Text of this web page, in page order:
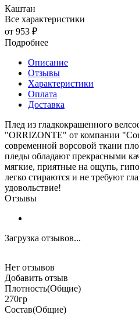
Каштан
Все характеристики
от 953 ₽
Подробнее
Описание
Отзывы
Характеристики
Оплата
Доставка
Плед из гладкокрашенного
"ORRIZONTE" от компании
современной ворсовой ткани
пледы обладают прекрасными
мягкие, приятные на ощупь,
легко стираются и не требуют
удовольствие!
Отзывы
Загрузка отзывов...
Нет отзывов
Добавить отзыв
Плотность(Общие)
270гр
Состав(Общие)